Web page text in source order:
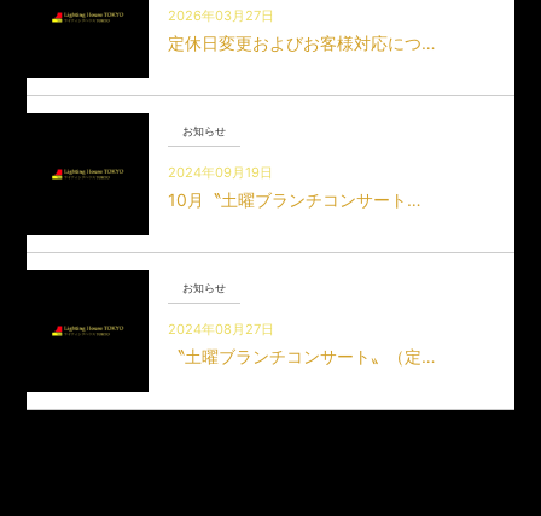
2026年03月27日
定休日変更およびお客様対応につ…
お知らせ
2024年09月19日
10月〝土曜ブランチコンサート…
お知らせ
2024年08月27日
〝土曜ブランチコンサート〟（定…